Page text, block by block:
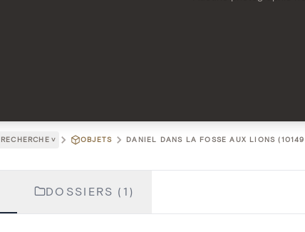
RECHERCHE ˅ OBJETS DANIEL DANS LA FOSSE AUX LIONS
DOSSIERS (1)